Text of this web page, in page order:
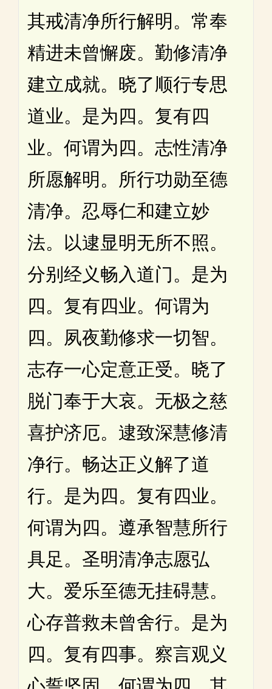
其戒清净所行解明。常奉
精进未曾懈废。勤修清净
建立成就。晓了顺行专思
道业。是为四。复有四
业。何谓为四。志性清净
所愿解明。所行功勋至德
清净。忍辱仁和建立妙
法。以逮显明无所不照。
分别经义畅入道门。是为
四。复有四业。何谓为
四。夙夜勤修求一切智。
志存一心定意正受。晓了
脱门奉于大哀。无极之慈
喜护济厄。逮致深慧修清
净行。畅达正义解了道
行。是为四。复有四业。
何谓为四。遵承智慧所行
具足。圣明清净志愿弘
大。爱乐至德无挂碍慧。
心存普救未曾舍行。是为
四。复有四事。察言观义